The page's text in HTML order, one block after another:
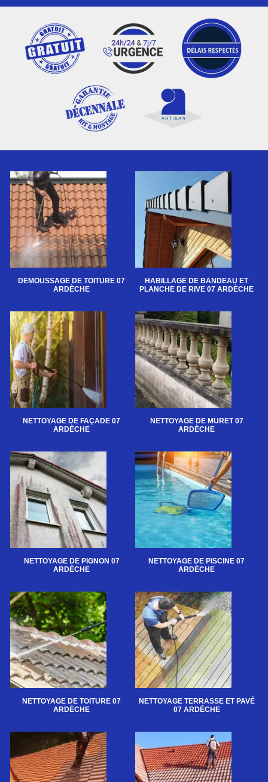
DEMOUSSAGE DE TOITURE 07
ARDÈCHE
HABILLAGE DE BANDEAU ET
PLANCHE DE RIVE 07 ARDÈCHE
NETTOYAGE DE FAÇADE 07
ARDÈCHE
NETTOYAGE DE MURET 07
ARDÈCHE
NETTOYAGE DE PIGNON 07
ARDÈCHE
NETTOYAGE DE PISCINE 07
ARDÈCHE
NETTOYAGE DE TOITURE 07
ARDÈCHE
NETTOYAGE TERRASSE ET PAVÉ
07 ARDÈCHE